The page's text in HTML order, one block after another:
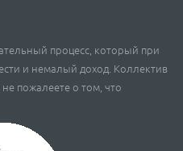
процесс, который при
и немалый доход. Коллектив
пожалеете о том, что